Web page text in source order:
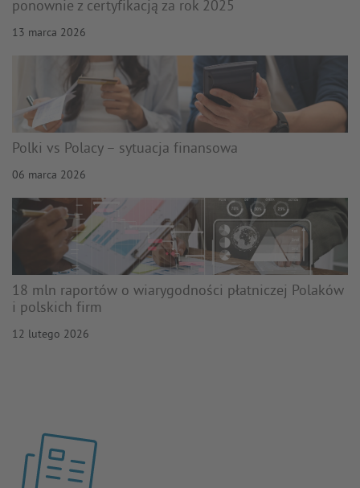
ponownie z certyfikacją za rok 2025
13 marca 2026
Polki vs Polacy – sytuacja finansowa
06 marca 2026
18 mln raportów o wiarygodności płatniczej Polaków
i polskich firm
12 lutego 2026